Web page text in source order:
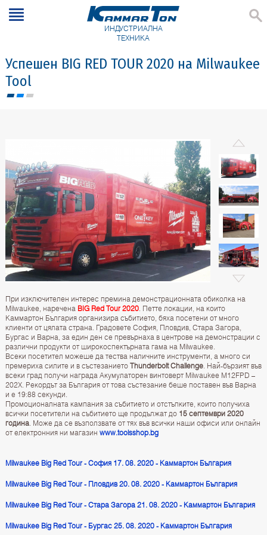
ИНДУСТРИАЛНА
ТЕХНИКА
Успешен BIG RED TOUR 2020 на Milwaukee
Tool
При изключителен интерес премина демонстрационната обиколка на
Milwaukee, наречена BIG Red Tour 2020. Петте локации, на които
Каммартон България организира събитието, бяха посетени от много
клиенти от цялата страна. Градовете София, Пловдив, Стара Загора,
Бургас и Варна, за един ден се превърнаха в центрове на демонстрации с
различни продукти от широкоспектърната гама на Milwaukee.
Всеки посетител можеше да тества наличните инструменти, а много си
премериха силите и в състезанието Thunderbolt Challenge. Най-бързият във
всеки град получи награда Акумулаторен винтоверт Milwaukee M12FPD –
202X. Рекордът за България от това състезание беше поставен във Варна
и е 19:88 секунди.
Промоционалната кампания за събитието и отстъпките, които получиха
всички посетители на събитието ще продължат до 15 септември 2020
година. Може да се възползвате от тях във всички наши офиси или онлайн
от електронния ни магазин www.toolsshop.bg
Milwaukee Big Red Tour - София 17. 08. 2020 - Каммартон България
Milwaukee Big Red Tour - Пловдив 20. 08. 2020 - Каммартон България
Milwaukee Big Red Tour - Стара Загора 21. 08. 2020 - Каммартон България
Milwaukee Big Red Tour - Бургас 25. 08. 2020 - Каммартон България